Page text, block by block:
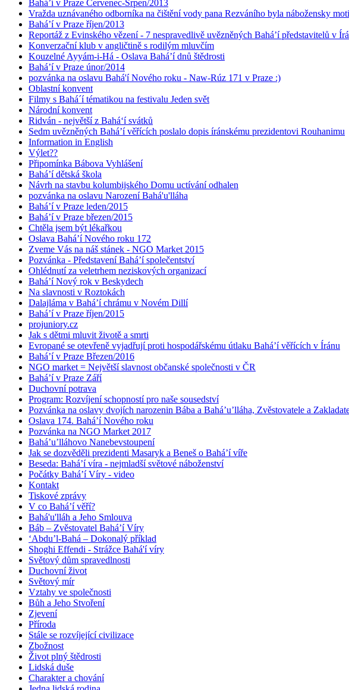
Bahá’í v Praze Červenec-Srpen/2013
Vražda uznávaného odborníka na čištění vody pana Rezváního byla nábožensky
Bahá’í v Praze říjen/2013
Reportáž z Evinského vězení - 7 nespravedlivě uvězněných Bahá’í představitelů v
Konverzační klub v angličtině s rodilým mluvčím
Kouzelné Ayyám-i-Há - Oslava Bahá’í dnů štědrosti
Bahá’í v Praze únor/2014
pozvánka na oslavu Bahá'í Nového roku - Naw-Rúz 171 v Praze :)
Oblastní konvent
Filmy s Bahá´í tématikou na festivalu Jeden svět
Národní konvent
Ridván - největší z Bahá‘í svátků
Sedm uvězněných Bahá’í věřících poslalo dopis íránskému prezidentovi Rouhanimu
Information in English
Výlet??
Připomínka Bábova Vyhlášení
Bahá’í dětská škola
Návrh na stavbu kolumbijského Domu uctívání odhalen
pozvánka na oslavu Narození Bahá'u'lláha
Bahá’í v Praze leden/2015
Bahá’í v Praze březen/2015
Chtěla jsem být lékařkou
Oslava Bahá’í Nového roku 172
Zveme Vás na náš stánek - NGO Market 2015
Pozvánka - Představení Bahá’í společentství
Ohlédnutí za veletrhem neziskových organizací
Bahá’í Nový rok v Beskydech
Na slavnosti v Roztokách
Dalajláma v Bahá’í chrámu v Novém Dillí
Bahá’í v Praze říjen/2015
projuniory.cz
Jak s dětmi mluvit životě a smrti
Evropané se otevřeně vyjadřují proti hospodářskému útlaku Bahá’í věřících v Íránu
Bahá’í v Praze Březen/2016
NGO market = Největší slavnost občanské společnosti v ČR
Bahá’í v Praze Září
Duchovní potrava
Program: Rozvíjení schopností pro naše sousedství
Pozvánka na oslavy dvojích narozenin Bába a Bahá’u’lláha, Zvěstovatele a
Oslava 174. Bahá’í Nového roku
Pozvánka na NGO Market 2017
Bahá’u’lláhovo Nanebevstoupení
Jak se dozvěděli prezidenti Masaryk a Beneš o Bahá’í víře
Beseda: Bahá’í víra - nejmladší světové náboženství
Počátky Bahá’í Víry - video
Kontakt
Tiskové zprávy
V co Bahá’í věří?
Bahá'u'lláh a Jeho Smlouva
Báb – Zvěstovatel Bahá’í Víry
‘Abdu’l-Bahá – Dokonalý příklad
Shoghi Effendi - Strážce Bahá'í víry
Světový dům spravedlnosti
Duchovní život
Světový mír
Vztahy ve společnosti
Bůh a Jeho Stvoření
Zjevení
Příroda
Stále se rozvíjející civilizace
Zbožnost
Život plný štědrosti
Lidská duše
Charakter a chování